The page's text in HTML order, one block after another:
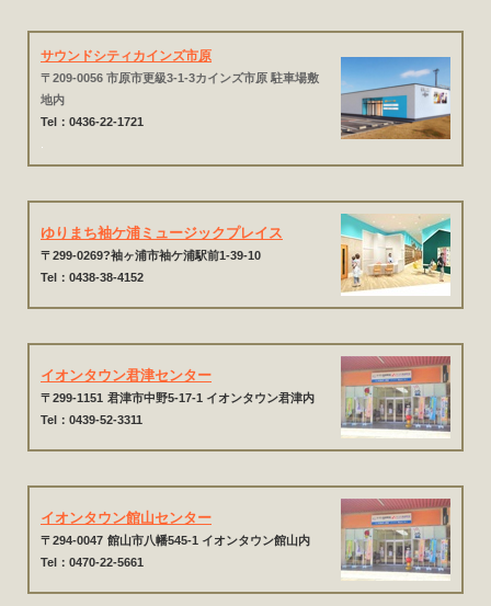
サウンドシティカインズ市原
〒209-0056 市原市更級3-1-3カインズ市原 駐車場敷
地内
Tel：0436-22-1721
ゆりまち袖ケ浦ミュージックプレイス
〒299-0269?袖ヶ浦市袖ケ浦駅前1-39-10
Tel：0438-38-4152
イオンタウン君津センター
〒299-1151 君津市中野5-17-1 イオンタウン君津内
Tel：0439-52-3311
イオンタウン館山センター
〒294-0047 館山市八幡545-1 イオンタウン館山内
Tel：0470-22-5661